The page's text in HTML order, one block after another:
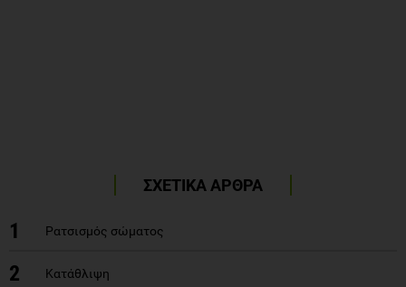
ΣΧΕΤΙΚΑ ΑΡΘΡΑ
1 Ρατσισμός σώματος
2 Κατάθλιψη